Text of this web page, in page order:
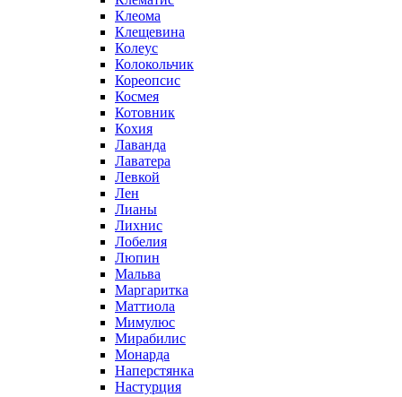
Клеома
Клещевина
Колеус
Колокольчик
Кореопсис
Космея
Котовник
Кохия
Лаванда
Лаватера
Левкой
Лен
Лианы
Лихнис
Лобелия
Люпин
Мальва
Маргаритка
Маттиола
Мимулюс
Мирабилис
Монарда
Наперстянка
Настурция